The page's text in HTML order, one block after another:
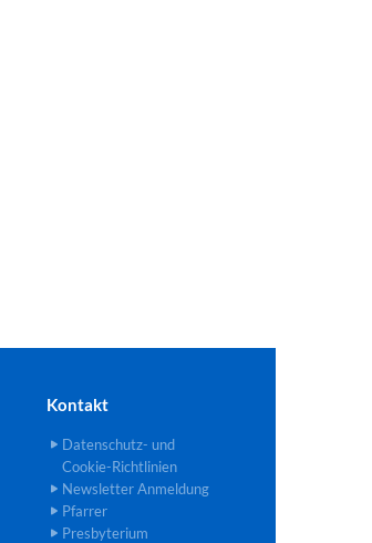
Kontakt
Datenschutz- und
Cookie-Richtlinien
Newsletter Anmeldung
Pfarrer
Presbyterium